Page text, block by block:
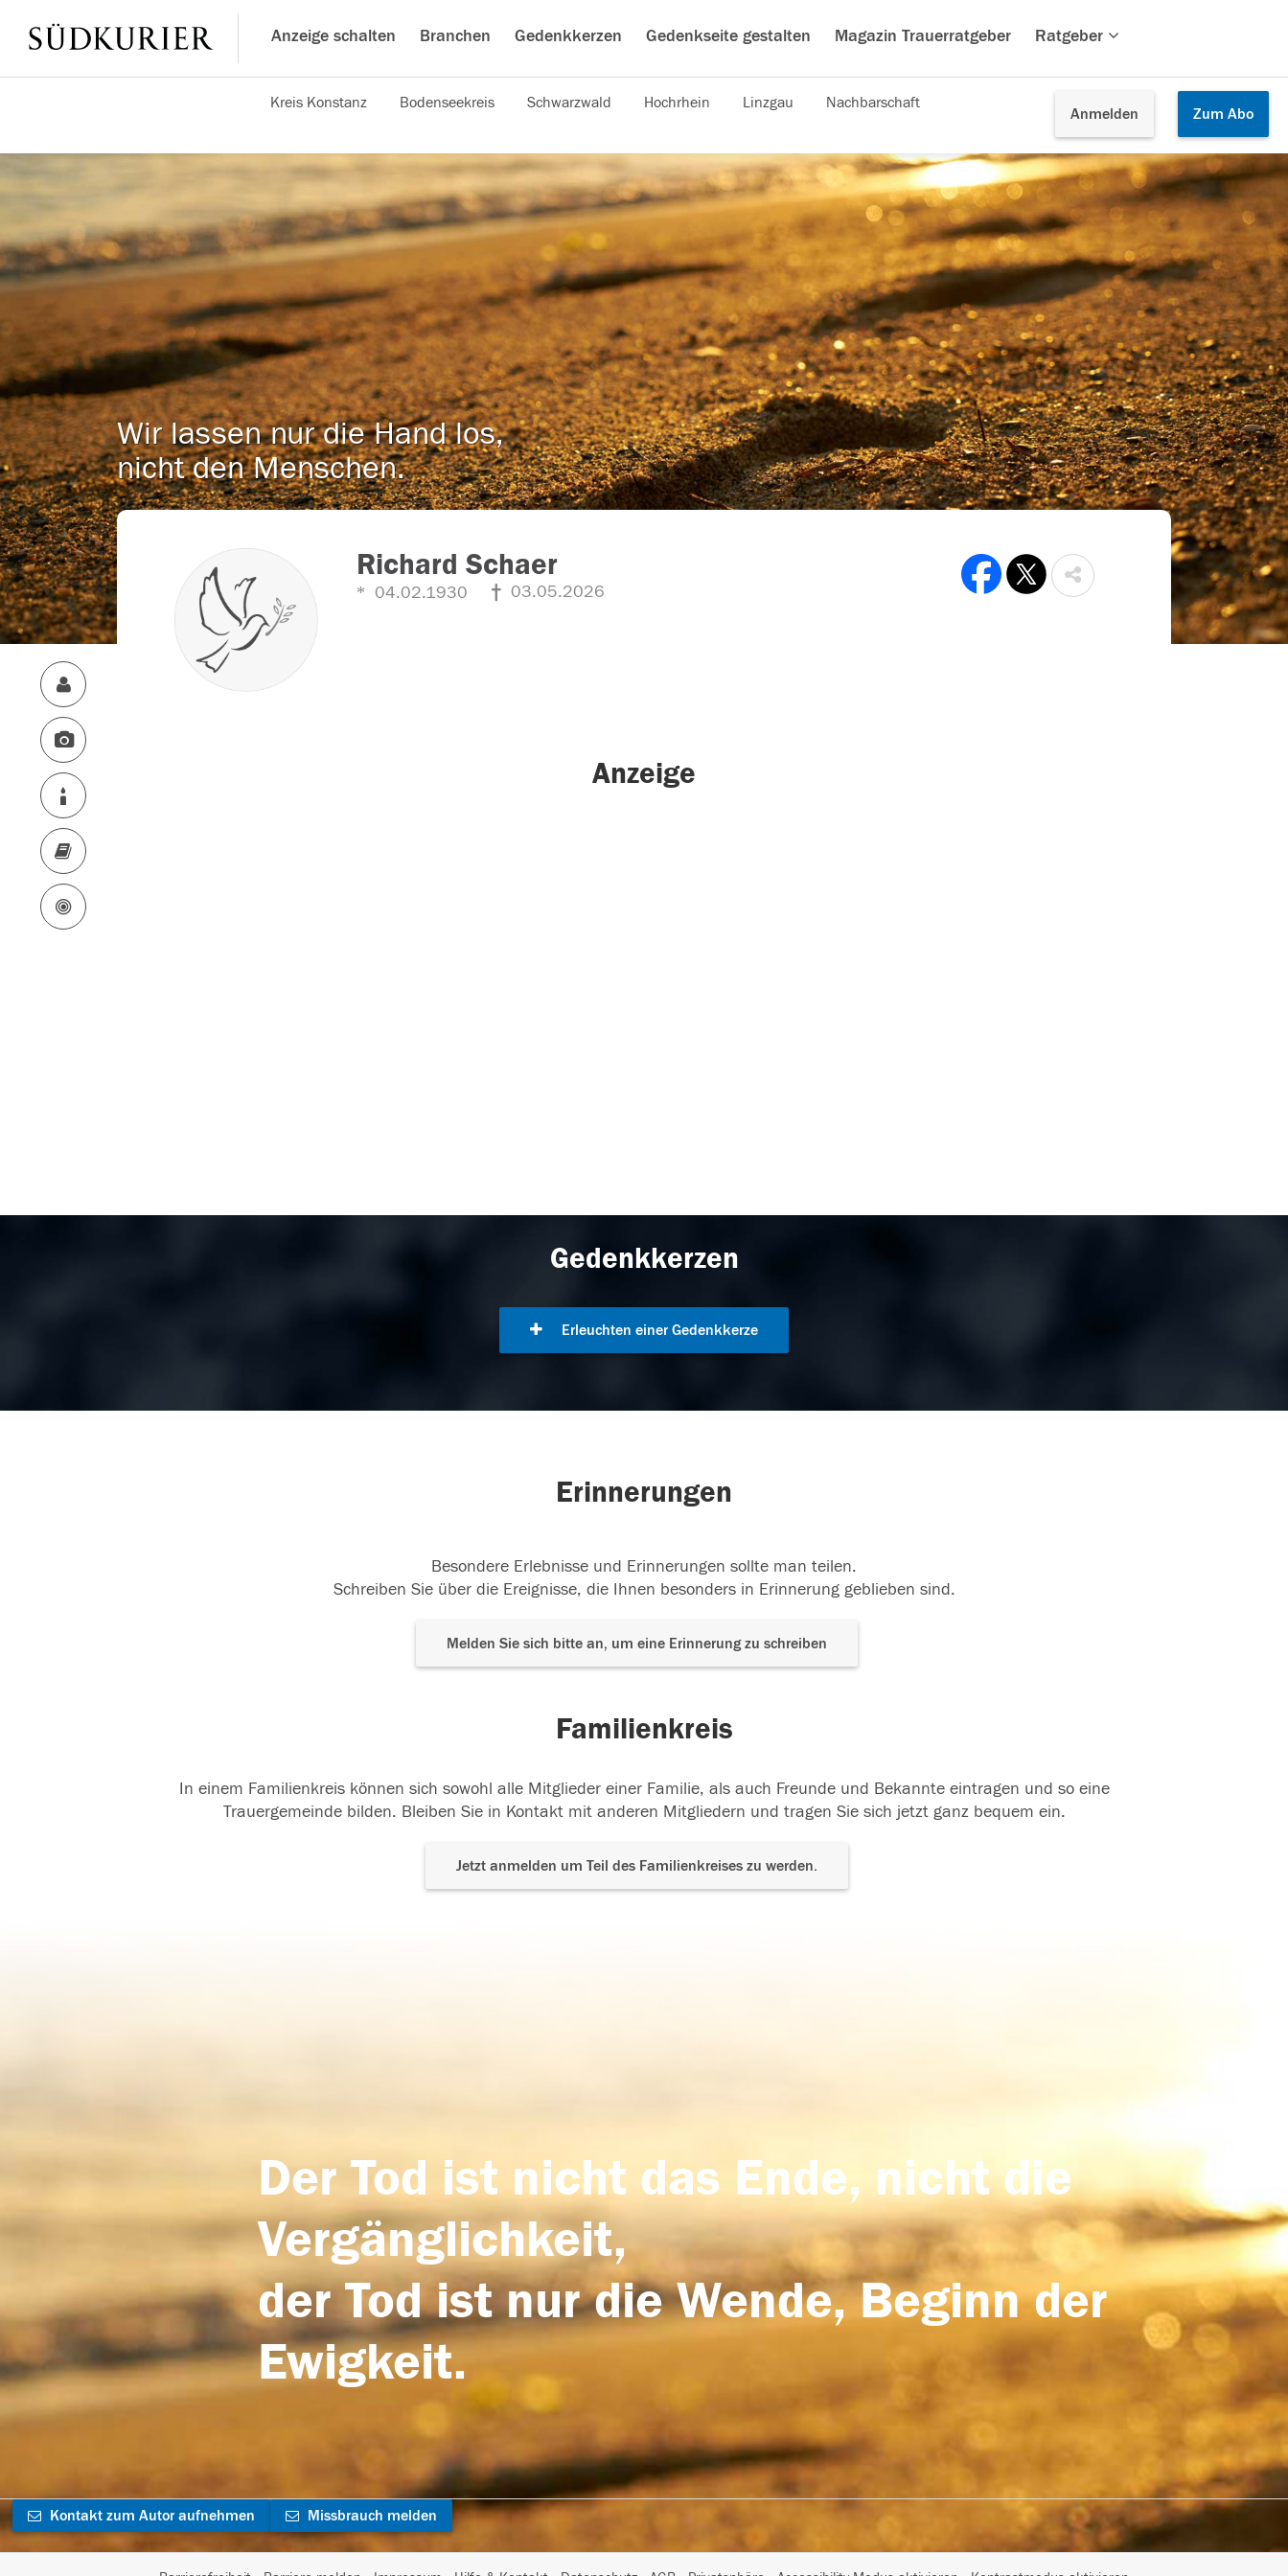
Anzeige schalten Branchen Gedenkkerzen Gedenkseite gestalten Magazin Trauerratgeber Ratgeber
Anmelden Zum Abo
Kreis Konstanz Bodenseekreis Schwarzwald Hochrhein Linzgau Nachbarschaft
Wir lassen nur die Hand los,
nicht den Menschen.
Richard Schaer
04.02.1930 03.05.2026
Anzeige
Gedenkkerzen
Erleuchten einer Gedenkkerze
Erinnerungen
Besondere Erlebnisse und Erinnerungen sollte man teilen.
Schreiben Sie über die Ereignisse, die Ihnen besonders in Erinnerung geblieben sind.
Melden Sie sich bitte an, um eine Erinnerung zu schreiben
Familienkreis
In einem Familienkreis können sich sowohl alle Mitglieder einer Familie, als auch Freunde und Bekannte eintragen und so eine
Trauergemeinde bilden. Bleiben Sie in Kontakt mit anderen Mitgliedern und tragen Sie sich jetzt ganz bequem ein.
Jetzt anmelden um Teil des Familienkreises zu werden.
Der Tod ist nicht das Ende, nicht die
Vergänglichkeit,
der Tod ist nur die Wende, Beginn der
Ewigkeit.
Kontakt zum Autor aufnehmen Missbrauch melden